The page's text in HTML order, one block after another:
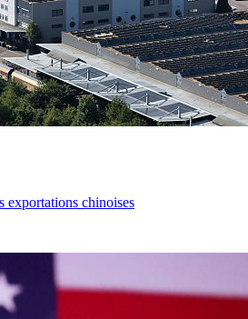
exportations chinoises